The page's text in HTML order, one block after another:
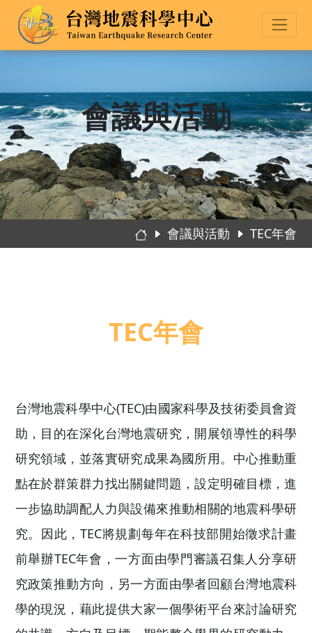
會議與活動
台灣地震科學中心(TEC)由國家科學及技術委員
助，目的在深化台灣地震研究，開展領導性的
研究領域，並落實研究成果為國所用。中心推
點在於群策群力找出關鍵問題，設定明確目標
一步協助調配人力與設備來推動相關的地震科
究。因此，TEC將規劃每年在科技部開始徵求
前舉辦TEC年會，一方面由學門審議召集人分